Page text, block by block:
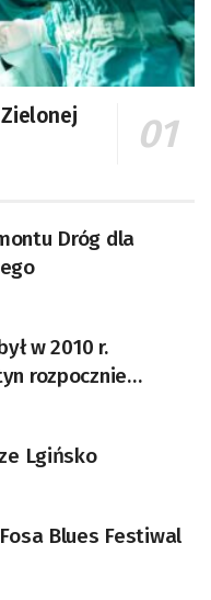
Dróg dla
w 2010 r.
rozpocznie
65
Lgińsko
Blues Festiwal